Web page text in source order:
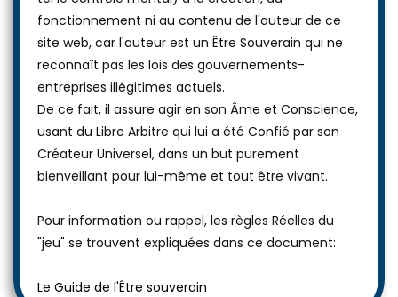
fonctionnement ni au contenu de l'auteur de ce
site web, car l'auteur est un Être Souverain qui ne
reconnaît pas les lois des gouvernements-
entreprises illégitimes actuels.
De ce fait, il assure agir en son Âme et Conscience,
usant du Libre Arbitre qui lui a été Confié par son
Créateur Universel, dans un but purement
bienveillant pour lui-même et tout être vivant.
Pour information ou rappel, les règles Réelles du
"jeu" se trouvent expliquées dans ce document:
Le Guide de l'Être souverain